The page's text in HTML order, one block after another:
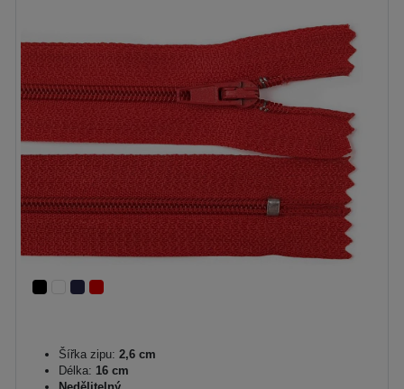
Šířka zipu: 2,6 cm
Délka: 16 cm
Nedělitelný